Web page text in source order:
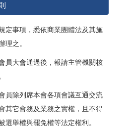
事項，悉依商業團體法及其施
理之。
大會通過後，報請主管機關核
除列席本會各項會議互通交流
其它會務及業務之實權，且不得
選舉權與罷免權等法定權利。